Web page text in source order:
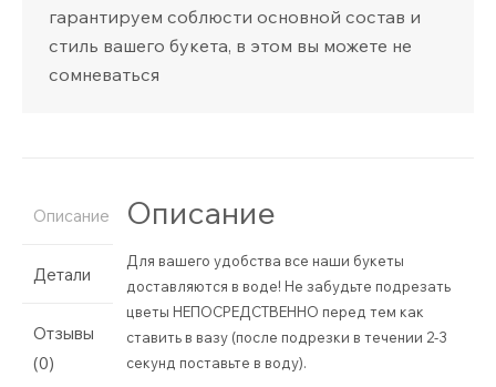
гарантируем соблюсти основной состав и
стиль вашего букета, в этом вы можете не
сомневаться
Описание
Детали
Отзывы
(0)
Описание
Для вашего удобства все наши букеты
доставляются в воде! Не забудьте подрезать
цветы НЕПОСРЕДСТВЕННО перед тем как
ставить в вазу (после подрезки в течении 2-3
секунд поставьте в воду).